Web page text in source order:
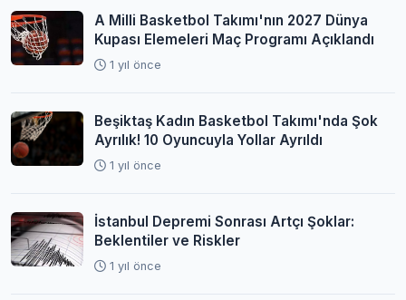
A Milli Basketbol Takımı'nın 2027 Dünya
Kupası Elemeleri Maç Programı Açıklandı
1 yıl önce
Beşiktaş Kadın Basketbol Takımı'nda Şok
Ayrılık! 10 Oyuncuyla Yollar Ayrıldı
1 yıl önce
İstanbul Depremi Sonrası Artçı Şoklar:
Beklentiler ve Riskler
1 yıl önce